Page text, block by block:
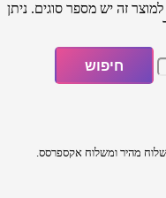
למוצר זה יש מספר סוגים. ניתן
חיפוש
מהיר​ ומשלוח אקספרסס.